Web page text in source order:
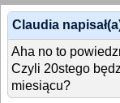
Claudia
Aha no to
Czyli 20stego
miesiącu?